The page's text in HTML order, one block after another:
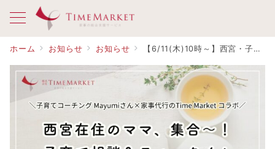
ホーム お知らせ お知らせ 【6/11(木)10時～】西宮・子育て相談＆ティータイム